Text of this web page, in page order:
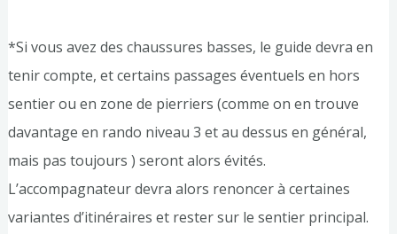
*Si vous avez des chaussures basses, le guide devra en
tenir compte, et certains passages éventuels en hors
sentier ou en zone de pierriers (comme on en trouve
davantage en rando niveau 3 et au dessus en général,
mais pas toujours ) seront alors évités.
L’accompagnateur devra alors renoncer à certaines
variantes d’itinéraires et rester sur le sentier principal.